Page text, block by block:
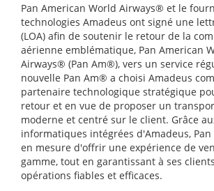
Pan American World Airways® et le
technologies Amadeus ont signé une
(LOA) afin de soutenir le retour de la
aérienne emblématique, Pan American
Airways® (Pan Am®), vers un service
nouvelle Pan Am® a choisi Amadeus
partenaire technologique stratégique
retour et en vue de proposer un
moderne et centré sur le client. Grâce
informatiques intégrées d'Amadeus,
en mesure d'offrir une expérience de
gamme, tout en garantissant à ses
opérations fiables et efficaces.